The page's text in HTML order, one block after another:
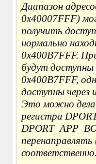
Диапазон
0x40007FFF)
получить
нормально
0x400B7FFF.
будут доступны
0x400B7FFF,
доступны
Это можно
регистра